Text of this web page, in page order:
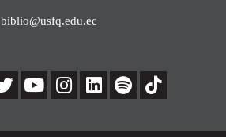
biblio@usfq.edu.ec